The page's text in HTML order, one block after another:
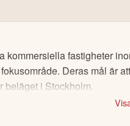
förCopyTradingellerSmart
Volvo-aktien eller Bitcoin),
eToro Academy, nyheter,
kommersiella fastigheter
Deras mål är
beläget i Stockholm.